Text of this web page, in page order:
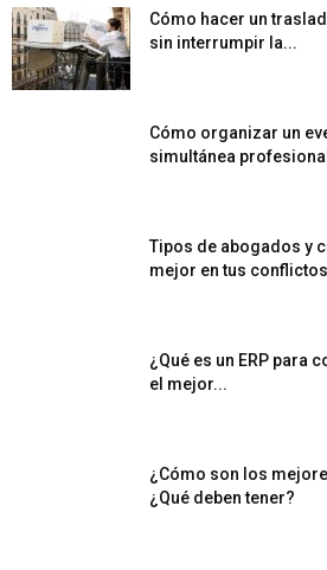
Cómo hacer un
sin interrumpir la...
Cómo organizar un
simultánea profesional
Tipos de abogados y
mejor en tus
¿Qué es un ERP para
el mejor...
¿Cómo son los
¿Qué deben tener?